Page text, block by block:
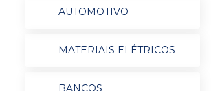
AUTOMOTIVO
MATERIAIS ELÉTRICOS
BANCOS